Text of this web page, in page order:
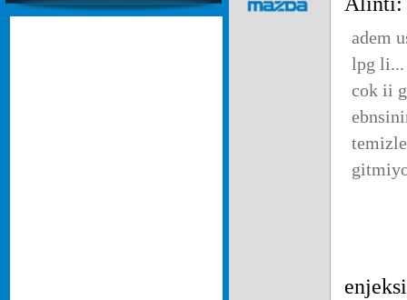
adem
lpg li...
cok ii